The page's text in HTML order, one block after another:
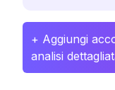
+ Aggiungi
analisi